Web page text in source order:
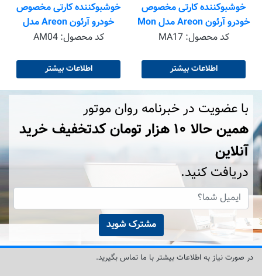
خوشبوکننده کارتی مخصوص
خودرو آرئون Areon مدل Mon
با رایحه Mountain Fresh
کد محصول:MA17
اطلاعات بیشتر
خوشبوکننده کارتی مخصوص
خودرو آرئون Areon مدل
mosaic با رایحه Sweet کد محصول:AM04
اطلاعات بیشتر
با عضویت در خبرنامه روان موتور
همین حالا ۱۰ هزار تومان کد‌تخفیف خرید
آنلاین
دریافت کنید.
مشترک شوید
در صورت نیاز به اطلاعات بیشتر با ما تماس بگیرید.